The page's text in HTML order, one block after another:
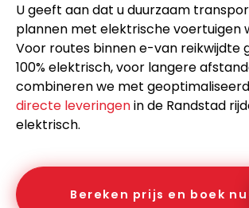
U geeft aan dat u duurzaam
plannen met elektrische voertuigen
Voor routes binnen e-van reikwijdte
100% elektrisch, voor langere
combineren we met
directe leveringenin de Randstad
elektrisch.
Bereken prijs en boek